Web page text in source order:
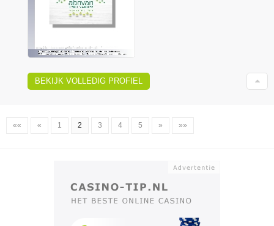
BEKIJK VOLLEDIG PROFIEL
«« « 1 2 3 4 5 » »»